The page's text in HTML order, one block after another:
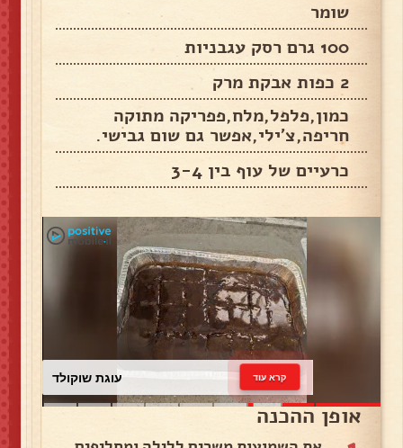
שומר
100 גרם רסק עגבניות
2 כפות אבקת מרק
כמון,פלפל,מלח,פפריקה מתוקה
חריפה,צ'ילי,אפשר גם שום גבישי.
כרעיים של עוף בין 3-4
עוגת שוקולד קרא עוד
אופן ההכנה